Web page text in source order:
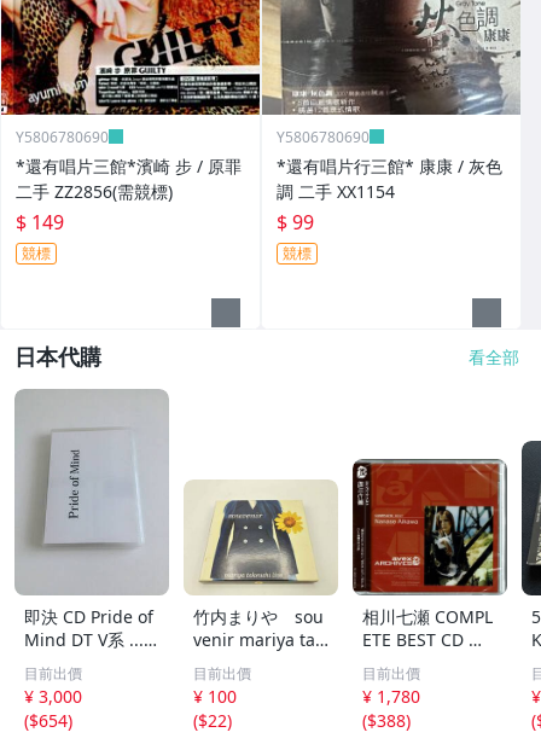
Y5806780690
*還有唱片三館*濱崎 步 / 原罪
二手 ZZ2856(需競標)
$ 149
競標
Y5806780690
*還有唱片行三館* 康康 / 灰色
調 二手 XX1154
$ 99
競標
日本代購 看全部
即決 CD Pride of
Mind DT V系 ......
プライド・オブ・
マインド プライ
ドオブマインド
...VV...
目前出價
¥ 3,000
($654)
竹内まりや sou
venir mariya tak
euchi live
目前出價
¥ 100
($22)
相川七瀬 COMPL
ETE BEST CD コ
ンプリートベスト
目前出價
¥ 1,780
($388)
(